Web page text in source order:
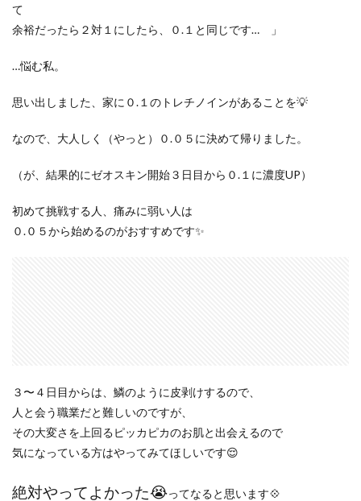
て
余裕だったら２対１にしたら、０.１と同じです… 」
…悩む私。
思い出しました、家に０.１のトレチノインがあることを💡
なので、大人しく（やっと）０.０５に決めて帰りました。
（が、結果的にゼオスキン開始３日目から０.１に濃度UP）
初めて挑戦する人、痛みに弱い人は
０.０５から始めるのがおすすめです✨
３〜４日目からは、鱗のように皮剥けするので、
人と会う職業だと難しいのですが、
その大変さを上回るピッカピカのお肌と出会えるので
気になっている方はやってみてほしいです😌
絶対やってよかった😭ってなると思います💠